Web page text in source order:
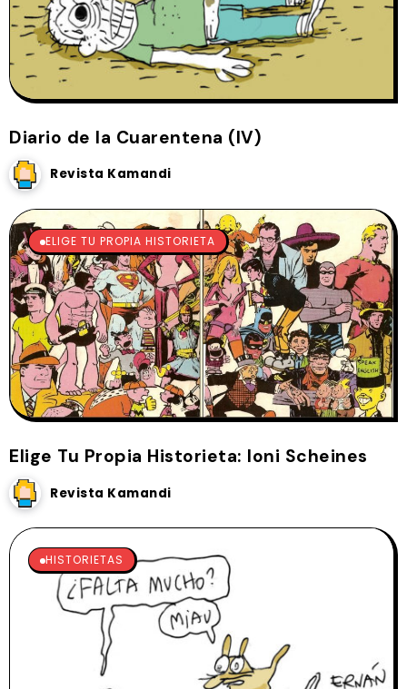
Diario de la Cuarentena (IV)
Revista Kamandi
ELIGE TU PROPIA HISTORIETA
Elige Tu Propia Historieta: Ioni Scheines
Revista Kamandi
HISTORIETAS